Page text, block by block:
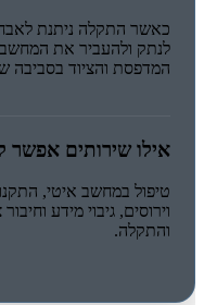
כאשר התקלה ניתנת
לנתק ולהעביר את
המדפסת והציוד בסביבה
אילו שירותים אפשר
טיפול במחשב איטי,
וירוסים, גיבוי מידע
והתקלה.